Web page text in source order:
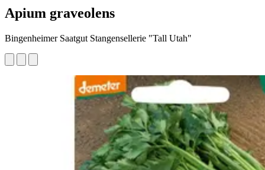
Apium graveolens
Bingenheimer Saatgut Stangensellerie "Tall Utah"